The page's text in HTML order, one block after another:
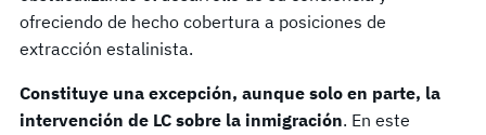
ofreciendo de hecho cobertura a posiciones de
extracción estalinista.
Constituye una excepción, aunque solo en parte, la
intervención de LC sobre la inmigración. En este